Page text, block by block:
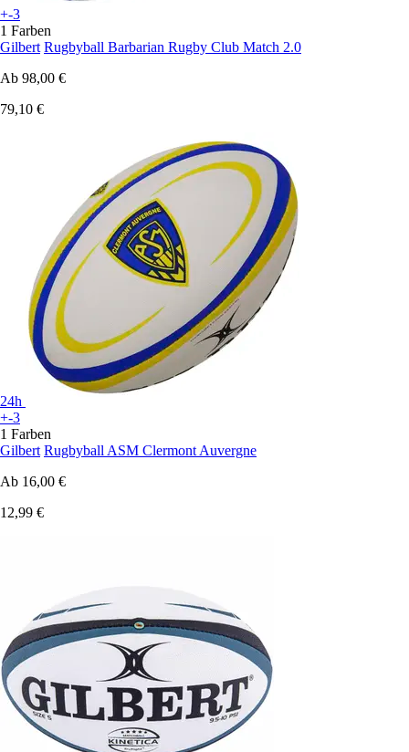
+-3
1 Farben
Gilbert Rugbyball Barbarian Rugby Club Match 2.0
Ab 98,00 €
79,10 €
24h
+-3
1 Farben
Gilbert Rugbyball ASM Clermont Auvergne
Ab 16,00 €
12,99 €